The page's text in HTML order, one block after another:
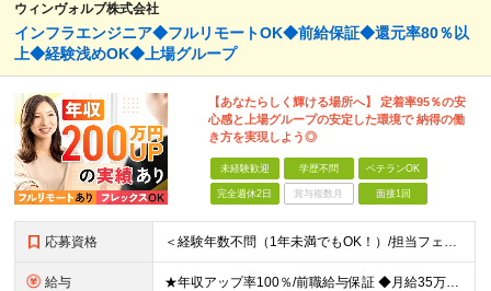
ウィンヴォルブ株式会社
インフラエンジニア◆フルリモートOK◆前給保証◆還元率80％以
上◆経験浅めOK◆上場グループ
【あなたらしく輝ける場所へ】 定着率95％の安
心感と上場グループの安定した環境で 納得の働
き方を実現しよう◎
未経験歓迎 学歴不問 ベテランOK
完全週休2日 賞与複数月 面接1回
応募資格 ＜経験年数不問（1年未満でもOK！）/担当フェーズ不問/ブランクOK＞ ◆開発またはインフラに携わった経験がある方（業界・経験年数不問） ◆学歴不問 ＼＼まずは気軽にご応募ください！／／ ★研修明
給与 ★年収アップ率100％/前職給与保証 ◆月給35万円～110万円＜入社時から年収200万円UP実現多数！還元率80％以上＞ ※上記は最低保証額。経験・年齢・能力などを考慮の上、優遇いたします。 ※上